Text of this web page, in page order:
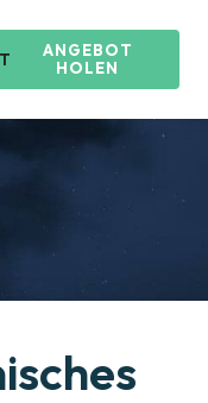
ANGEBOT
HOLEN